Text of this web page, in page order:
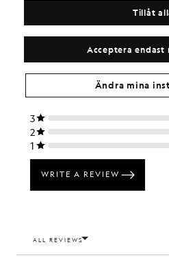
Acceptera endast
Tillåt
Ändra mina